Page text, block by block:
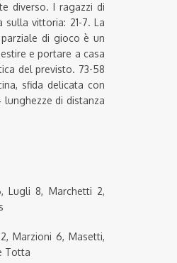
diverso. I ragazzi di
sulla vittoria: 21-7. La
di gioco è un
e portare a casa
del previsto. 73-58
sfida delicata con
di distanza
Lugli 8, Marchetti 2,
Marzioni 6, Masetti,
Totta